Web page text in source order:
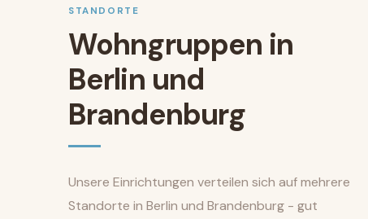
STANDORTE
Wohngruppen in
Berlin und
Brandenburg
Unsere Einrichtungen verteilen sich auf mehrere
Standorte in Berlin und Brandenburg - gut